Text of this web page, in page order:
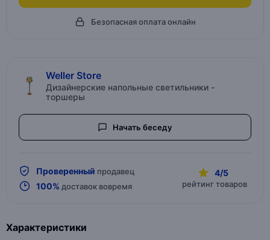
Безопасная оплата онлайн
Weller Store
Дизайнерские напольные светильники -
торшеры
Начать беседу
Проверенный продавец
100% доставок вовремя
4/5
рейтинг товаров
Характеристики